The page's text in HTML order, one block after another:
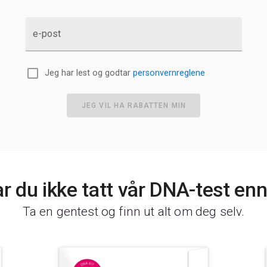
e-post
Jeg har lest og godtar personvernreglene
JEG VIL HA RABATTEN MIN
du ikke tatt vår DNA-test
Ta en gentest og finn ut alt om deg selv.